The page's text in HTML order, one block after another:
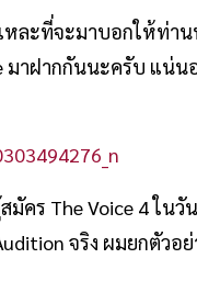
ะที่จะมาบอกให้ท่าน
มาฝากกันนะครับ แน่
คร The Voice 4 ใน
จริง ผมยกตัวอ